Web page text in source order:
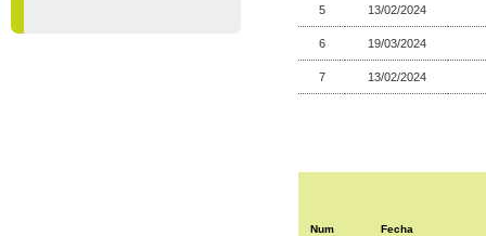
5 13/02/2024
6 19/03/2024
7 13/02/2024
Num Fecha